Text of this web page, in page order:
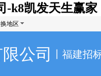
-k8凯发天生赢家
地区
公司 丨福建招